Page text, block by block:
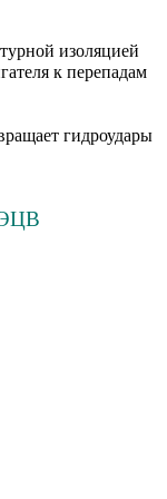
изоляцией
к перепадам
гидроудары
ЭЦВ